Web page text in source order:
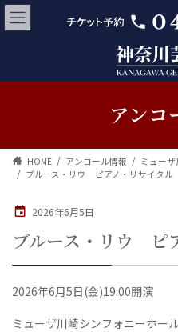
アンコ
HOME アンコール情報
ミュー
ブルース・リウ ピアノ・リサイタル
2026年6月5日
ブルース・リウ ピ
2026年6月5日(金)19:00開演
ミューザ川崎シンフォニーホー